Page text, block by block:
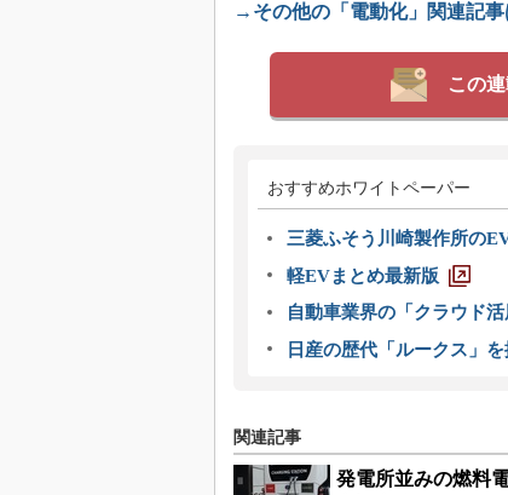
→その他の「電動化」関連記事
この
おすすめホワイトペーパー
三菱ふそう川崎製作所の
軽EVまとめ最新版
自動車業界の「クラウド
日産の歴代「ルークス」
関連記事
発電所並みの燃料